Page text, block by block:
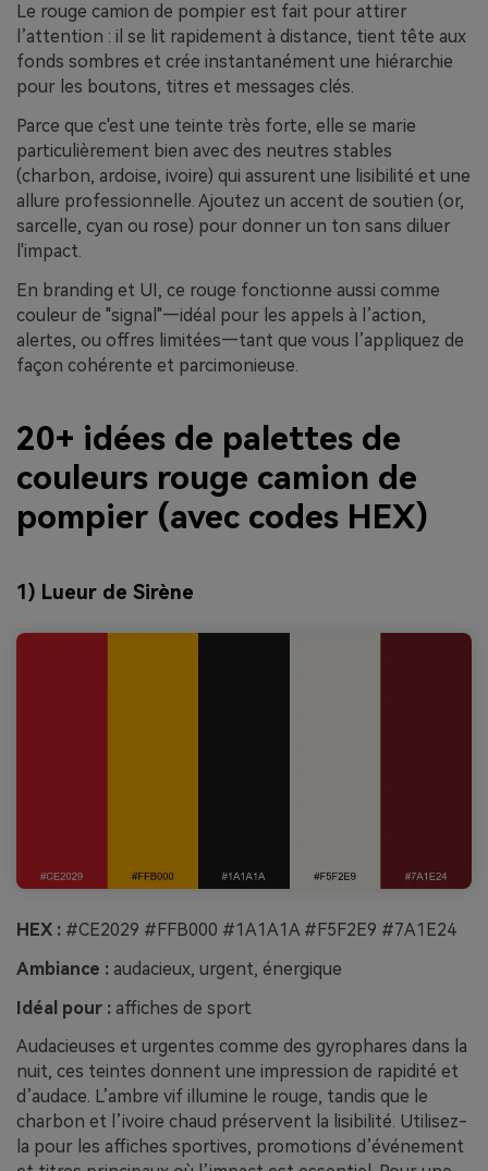
Le rouge camion de pompier est fait pour attirer
l’attention : il se lit rapidement à distance, tient tête aux
fonds sombres et crée instantanément une hiérarchie
pour les boutons, titres et messages clés.
Parce que c'est une teinte très forte, elle se marie
particulièrement bien avec des neutres stables
(charbon, ardoise, ivoire) qui assurent une lisibilité et une
allure professionnelle. Ajoutez un accent de soutien (or,
sarcelle, cyan ou rose) pour donner un ton sans diluer
l'impact.
En branding et UI, ce rouge fonctionne aussi comme
couleur de "signal"—idéal pour les appels à l’action,
alertes, ou offres limitées—tant que vous l’appliquez de
façon cohérente et parcimonieuse.
20+ idées de palettes de
couleurs rouge camion de
pompier (avec codes HEX)
1) Lueur de Sirène
HEX : #CE2029 #FFB000 #1A1A1A #F5F2E9 #7A1E24
Ambiance : audacieux, urgent, énergique
Idéal pour : affiches de sport
Audacieuses et urgentes comme des gyrophares dans la
nuit, ces teintes donnent une impression de rapidité et
d’audace. L’ambre vif illumine le rouge, tandis que le
charbon et l’ivoire chaud préservent la lisibilité. Utilisez-
la pour les affiches sportives, promotions d’événement